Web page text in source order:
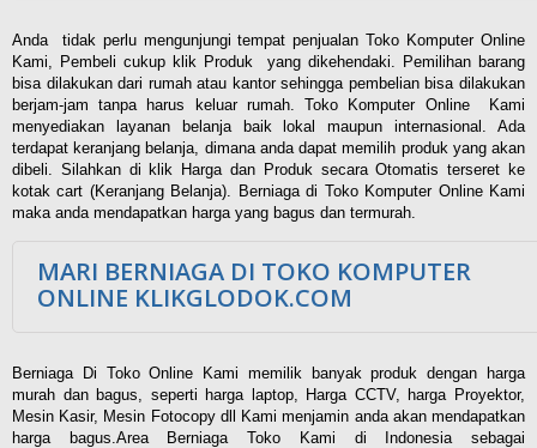
Anda tidak perlu mengunjungi tempat penjualan Toko Komputer Online
Kami, Pembeli cukup klik Produk yang dikehendaki. Pemilihan barang
bisa dilakukan dari rumah atau kantor sehingga pembelian bisa dilakukan
berjam-jam tanpa harus keluar rumah. Toko Komputer Online Kami
menyediakan layanan belanja baik lokal maupun internasional. Ada
terdapat keranjang belanja, dimana anda dapat memilih produk yang akan
dibeli. Silahkan di klik Harga dan Produk secara Otomatis terseret ke
kotak cart (Keranjang Belanja). Berniaga di Toko Komputer Online Kami
maka anda mendapatkan harga yang bagus dan termurah.
MARI BERNIAGA DI TOKO KOMPUTER
ONLINE KLIKGLODOK.COM
Berniaga Di Toko Online Kami memilik banyak produk dengan harga
murah dan bagus, seperti harga laptop, Harga CCTV, harga Proyektor,
Mesin Kasir, Mesin Fotocopy dll Kami menjamin anda akan mendapatkan
harga bagus.Area Berniaga Toko Kami di Indonesia sebagai